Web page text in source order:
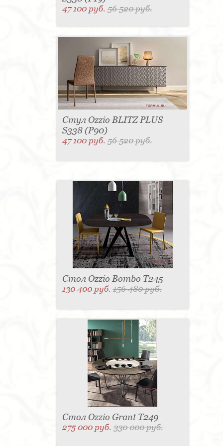
47 100 руб.56 520 руб.
Стул Ozzio BLITZ PLUS
S338 (P90)
47 100 руб.56 520 руб.
Стол Ozzio Bombo T245
130 400 руб.156 480 руб.
Стол Ozzio Grant T249
275 000 руб.330 000 руб.